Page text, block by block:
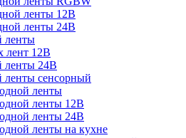
ленты 12В
ленты 24В
ленты
лент 12В
ленты 24В
ленты сенсорный
ленты
ленты 12В
ленты 24В
ленты на кухне